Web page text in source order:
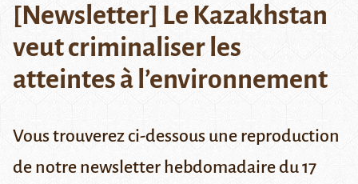
[Newsletter] Le Kazakhstan
veut criminaliser les
atteintes à l’environnement
Vous trouverez ci-dessous une reproduction
de notre newsletter hebdomadaire du 17